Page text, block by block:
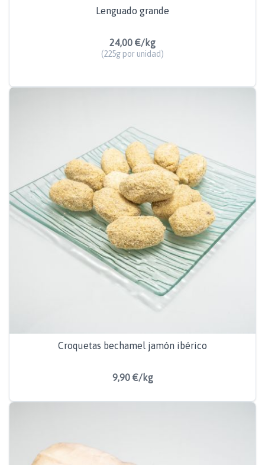
Lenguado grande
24,00 €/kg
(225g por unidad)
Croquetas bechamel jamón ibérico
9,90 €/kg